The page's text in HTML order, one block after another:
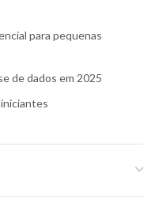
para pequenas
de dados em 2025